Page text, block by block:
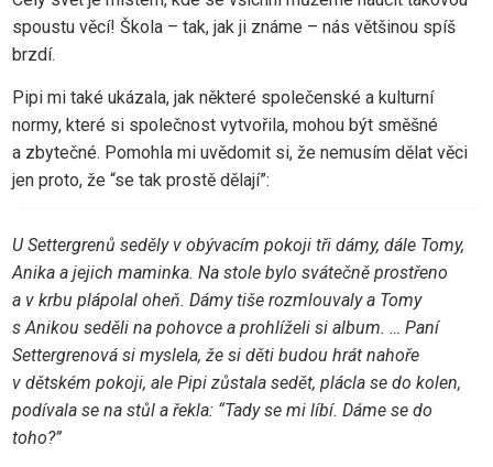
spoustu věcí! Škola – tak, jak ji známe – nás většinou spíš
brzdí.
Pipi mi také ukázala, jak některé společenské a kulturní
normy, které si společnost vytvořila, mohou být směšné
a zbytečné. Pomohla mi uvědomit si, že nemusím dělat věci
jen proto, že “se tak prostě dělají”:
U Settergrenů seděly v obývacím pokoji tři dámy, dále Tomy,
Anika a jejich maminka. Na stole bylo svátečně prostřeno
a v krbu plápolal oheň. Dámy tiše rozmlouvaly a Tomy
s Anikou seděli na pohovce a prohlíželi si album. … Paní
Settergrenová si myslela, že si děti budou hrát nahoře
v dětském pokoji, ale Pipi zůstala sedět, plácla se do kolen,
podívala se na stůl a řekla: “Tady se mi líbí. Dáme se do
toho?”